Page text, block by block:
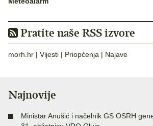
Pratite naše RSS izvore
morh.hr | Vijesti | Priopćenja | Najave
Najnovije
Ministar Anušić i načelnik GS OSRH